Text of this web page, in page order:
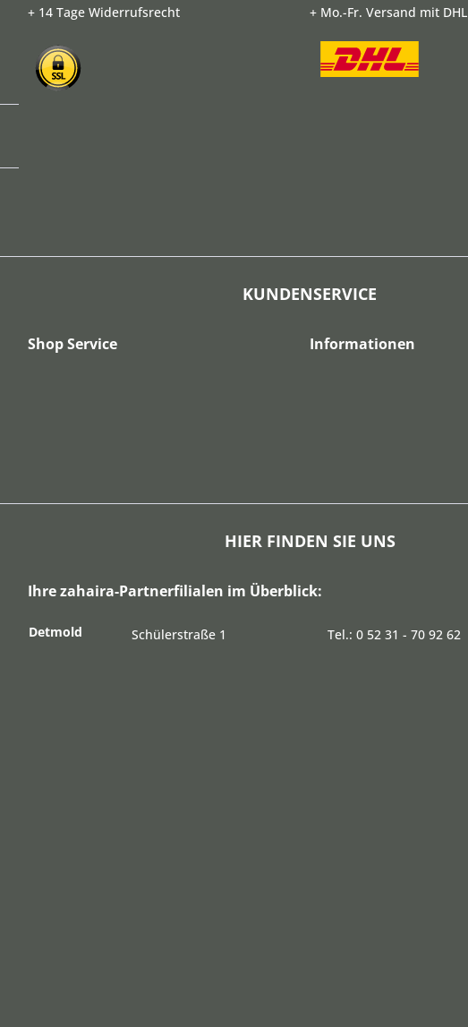
+ 14 Tage Widerrufsrecht
+ Mo.-Fr. Versand mit DHL
KUNDENSERVICE
Shop Service Informationen
HIER FINDEN SIE UNS
Ihre zahaira-Partnerfilialen im Überblick:
Detmold Schülerstraße 1 Tel.: 0 52 31 - 70 92 62